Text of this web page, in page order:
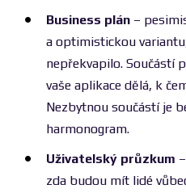
Business plán –
a optimistickou
nepřekvapilo. Součástí
vaše aplikace dělá, k
Nezbytnou součástí je
harmonogram.
Uživatelský průzkum
zda budou mít lidé